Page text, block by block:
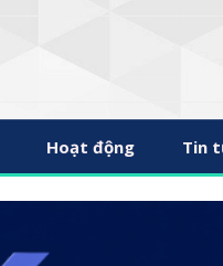
Hoạt động Tin